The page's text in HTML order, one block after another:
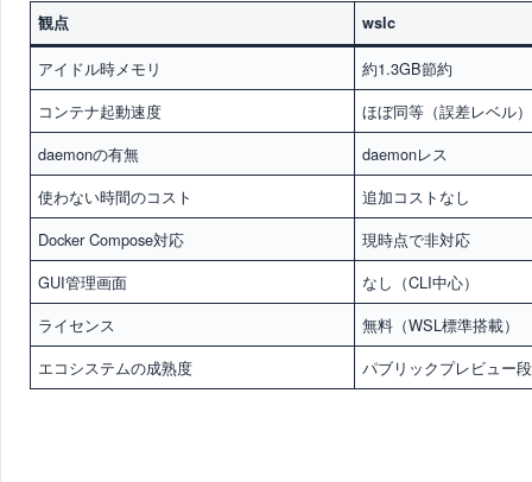
観点 wslc
アイドル時メモリ
約1.3GB節約
コンテナ起動速度
ほぼ同等（誤差レベル）
daemonの有無
daemonレス
使わない時間のコスト
追加コストなし
Docker Compose対応
現時点で非対応
GUI管理画面
なし（CLI中心）
ライセンス
無料（WSL標準搭載）
エコシステムの成熟度
パブリックプレビュー